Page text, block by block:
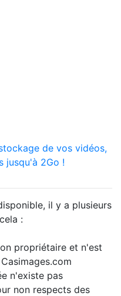
de vos vidéos,
jusqu'à 2Go !
il y a plusieurs
:
propriétaire et n'est
n'existe pas
non respects des